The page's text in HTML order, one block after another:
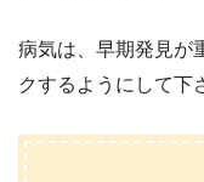
病気は、早期発見が
クするようにして下